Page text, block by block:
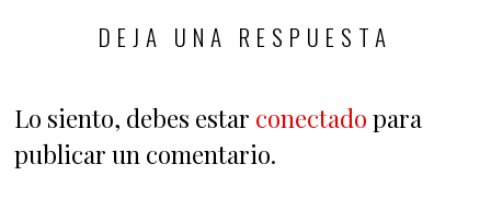
DEJA UNA RESPUESTA
Lo siento, debes estar conectado para
publicar un comentario.